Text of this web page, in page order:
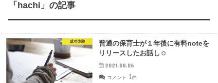
「hachi」の記事
成功体験
普通の保育士が１年後に有料noteを
リリースしたお話し☺︎
2021.08.06
コメント 1件